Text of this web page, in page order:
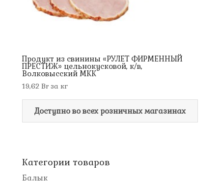
Продукт из свинины «РУЛЕТ ФИРМЕННЫЙ
ПРЕСТИЖ» цельнокусковой, к/в,
Волковысский МКК
19,62 Brза кг
Доступно во всех розничных магазинах
Категории товаров
Балык